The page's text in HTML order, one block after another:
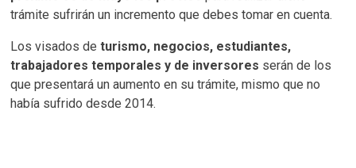
trámite sufrirán un incremento que debes tomar en cuenta.
Los visados deturismo, negocios, estudiantes,
trabajadores temporales y de inversores serán de los
que presentará un aumento en su trámite, mismo que no
había sufrido desde 2014.